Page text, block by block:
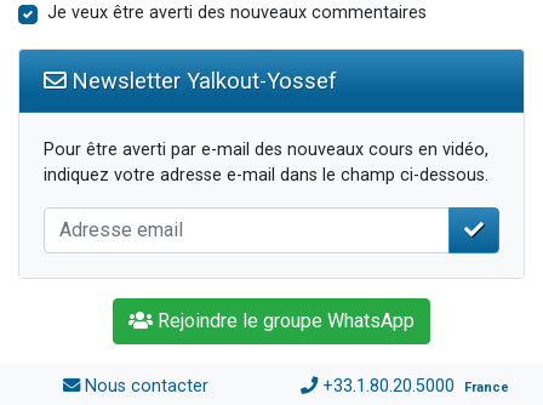
Je veux être averti des nouveaux commentaires
Newsletter Yalkout-Yossef
Pour être averti par e-mail des nouveaux cours en vidéo,
indiquez votre adresse e-mail dans le champ ci-dessous.
Rejoindre le groupe WhatsApp
Nous contacter +33.1.80.20.5000 France